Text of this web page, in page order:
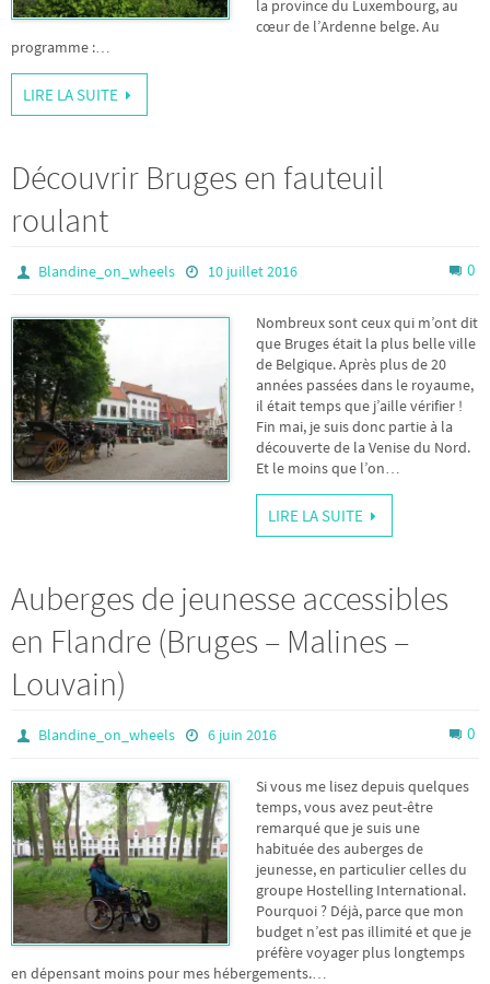
la province du Luxembourg, au
cœur de l’Ardenne belge. Au
programme :…
LIRE LA SUITE
Découvrir Bruges en fauteuil
roulant
Blandine_on_wheels 10 juillet 2016 0
Nombreux sont ceux qui m’ont dit
que Bruges était la plus belle ville
de Belgique. Après plus de 20
années passées dans le royaume,
il était temps que j’aille vérifier !
Fin mai, je suis donc partie à la
découverte de la Venise du Nord.
Et le moins que l’on…
LIRE LA SUITE
Auberges de jeunesse accessibles
en Flandre (Bruges – Malines –
Louvain)
Blandine_on_wheels 6 juin 2016 0
Si vous me lisez depuis quelques
temps, vous avez peut-être
remarqué que je suis une
habituée des auberges de
jeunesse, en particulier celles du
groupe Hostelling International.
Pourquoi ? Déjà, parce que mon
budget n’est pas illimité et que je
préfère voyager plus longtemps
en dépensant moins pour mes hébergements.…